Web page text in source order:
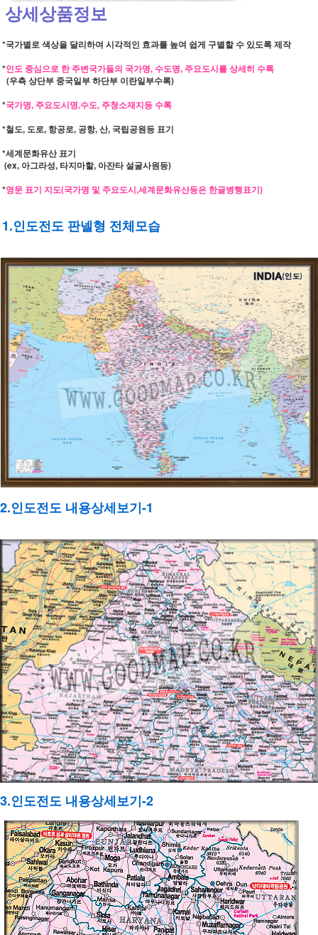
상세상품정보
*국가별로 색상을 달리하여 시각적인 효과를 높여 쉽게 구별할 수 있도록 제작
*인도 중심으로 한 주변국가들의 국가명, 수도명, 주요도시를 상세히 수록
(우측 상단부 중국일부 하단부 이란일부수록)
*국가명, 주요도시명,수도, 주청소재지등 수록
*철도, 도로, 항공로, 공항, 산, 국립공원등 표기
*세계문화유산 표기
(ex, 아그라성, 타지마할, 아잔타 설굴사원등)
*영문 표기 지도(국가명 및 주요도시,세계문화유산등은 한글병행표기)
1.인도전도 판넬형 전체모습
2.인도전도 내용상세보기-1
3.인도전도 내용상세보기-2